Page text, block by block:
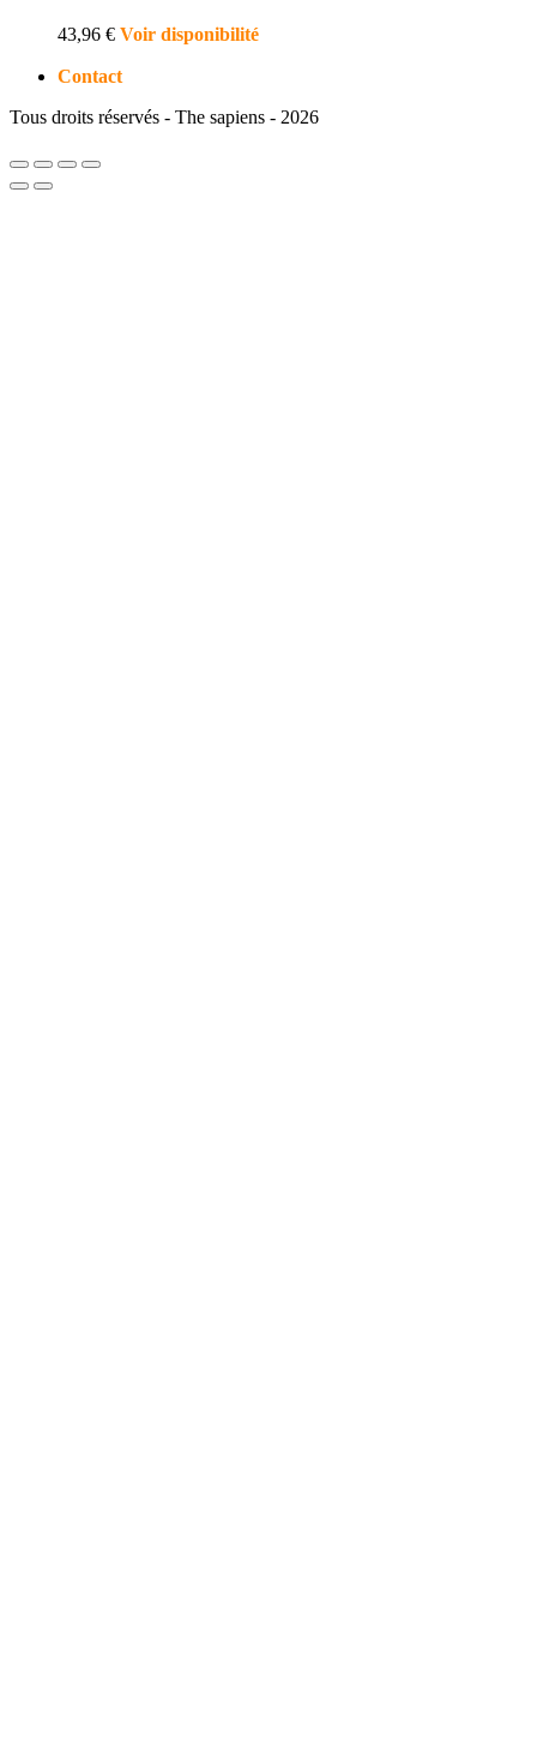
43,96 € Voir disponibilité
Contact
Tous droits réservés - The sapiens - 2026